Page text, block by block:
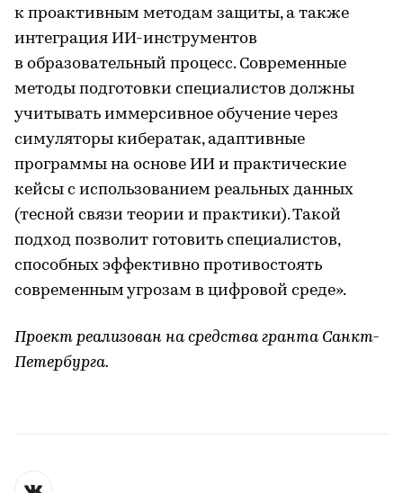
к проактивным методам защиты, а также
интеграция ИИ-инструментов
в образовательный процесс. Современные
методы подготовки специалистов должны
учитывать иммерсивное обучение через
симуляторы кибератак, адаптивные
программы на основе ИИ и практические
кейсы с использованием реальных данных
(тесной связи теории и практики). Такой
подход позволит готовить специалистов,
способных эффективно противостоять
современным угрозам в цифровой среде».
Проект реализован на средства гранта Санкт-
Петербурга.